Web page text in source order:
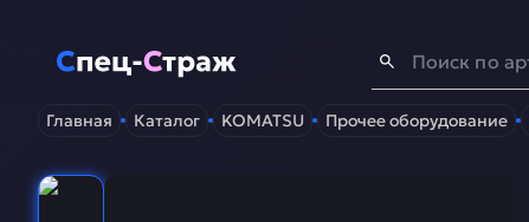
Спец-Страж - Запчасти для спецтехники
Главная Каталог KOMATSU Прочее оборудование